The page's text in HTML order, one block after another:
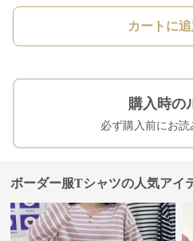
カートに
購入時の
必ず購入前にお読
ボーダー服Tシャツの人気アイ